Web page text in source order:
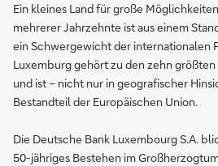
Ein kleines Land für große
mehrerer Jahrzehnte ist aus einem
ein Schwergewicht der internationalen
Luxemburg gehört zu den zehn
und ist – nicht nur in geografischer
Bestandteil der Europäischen Union.
Die Deutsche Bank Luxembourg S.A.
50-jähriges Bestehen im